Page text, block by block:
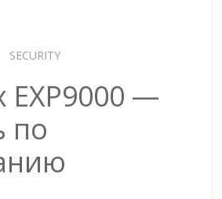
SECURITY
EXP9000 —
по